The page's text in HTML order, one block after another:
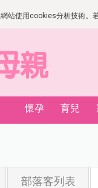
站使用cookies分析技術
懷孕 育兒
部落客列表